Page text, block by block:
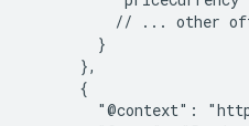
// ... other
        }
      },
      {
"@context":